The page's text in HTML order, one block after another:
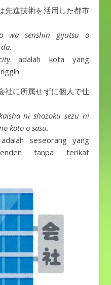
先進技術を活用した都市
wa senshin gijutsu o
adalah kota yang
社に所属せずに個人で仕
ni shozoku sezu ni
koto o sasu.
adalah seseorang yang
tanpa terikat